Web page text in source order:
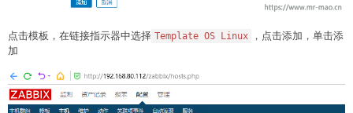
点击模板，在链接指示器中选择 Template OS Linux
，点击添加，单击添
加